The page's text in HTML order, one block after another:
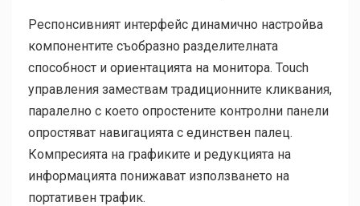
Респонсивният интерфейс динамично настройва
компонентите съобразно разделителната
способност и ориентацията на монитора. Touch
управления замествам традиционните кликвания,
паралелно с което опростените контролни панели
опростяват навигацията с единствен палец.
Компресията на графиките и редукцията на
информацията понижават използването на
портативен трафик.